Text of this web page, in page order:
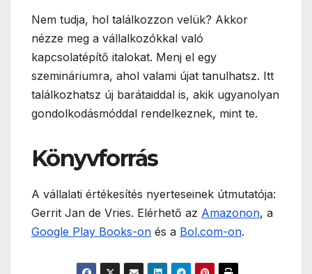
Nem tudja, hol találkozzon velük? Akkor
nézze meg a vállalkozókkal való
kapcsolatépítő italokat. Menj el egy
szemináriumra, ahol valami újat tanulhatsz. Itt
találkozhatsz új barátaiddal is, akik ugyanolyan
gondolkodásmóddal rendelkeznek, mint te.
Könyvforrás
A vállalati értékesítés nyerteseinek útmutatója:
Gerrit Jan de Vries. Elérhető az Amazonon, a
Google Play Books-on és a Bol.com-on.